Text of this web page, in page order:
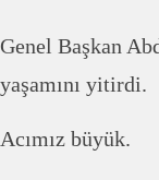
Genel Başkan
yaşamını yitirdi.
Acımız büyük.